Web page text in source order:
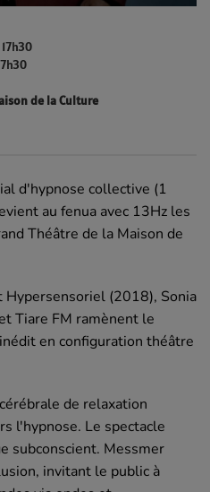
de la Culture
d'hypnose collective (1
au fenua avec 13Hz les
Théâtre de la Maison de
(2018), Sonia
Tiare FM ramènent le
en configuration théâtre
de relaxation
l'hypnose. Le spectacle
subconscient. Messmer
invitant le public à